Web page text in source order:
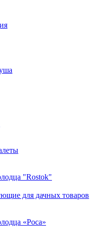
"Rostok"
для дачных товаров
«Роса»